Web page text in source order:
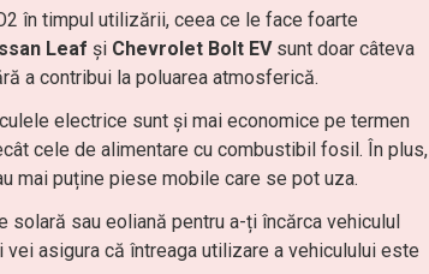
în timpul utilizării, ceea ce le face foarte
Leaf și Chevrolet Bolt EVsunt doar câteva
a contribui la poluarea atmosferică.
electrice sunt și mai economice pe termen
cele de alimentare cu combustibil fosil. În plus,
mai puține piese mobile care se pot uza.
solară sau eoliană pentru a-ți încărca vehiculul
asigura că întreaga utilizare a vehiculului este